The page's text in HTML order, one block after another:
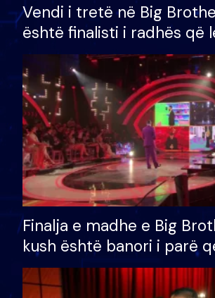
Vendi i tretë në Big
është finalisti i radhës që
Finalja e madhe e Big
kush është banori i parë
shtëpinë dhe humb
të fituar çmimin e madh